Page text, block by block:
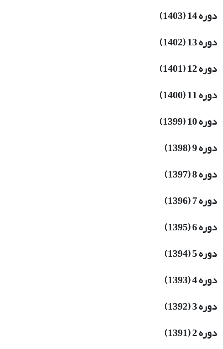
دوره 14 (1403)
دوره 13 (1402)
دوره 12 (1401)
دوره 11 (1400)
دوره 10 (1399)
دوره 9 (1398)
دوره 8 (1397)
دوره 7 (1396)
دوره 6 (1395)
دوره 5 (1394)
دوره 4 (1393)
دوره 3 (1392)
دوره 2 (1391)